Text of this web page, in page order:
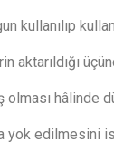
kullanılıp
aktarıldığı
olması hâlinde
yok edilmesini